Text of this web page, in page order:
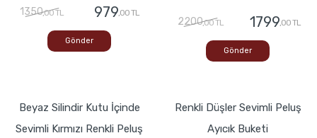
1350,00 TL 979,00 TL
Gönder
2200,00 TL 1799,00 TL
Gönder
Beyaz Silindir Kutu İçinde
Sevimli Kırmızı Renkli Peluş
Renkli Düşler Sevimli Peluş
Ayıcık Buketi